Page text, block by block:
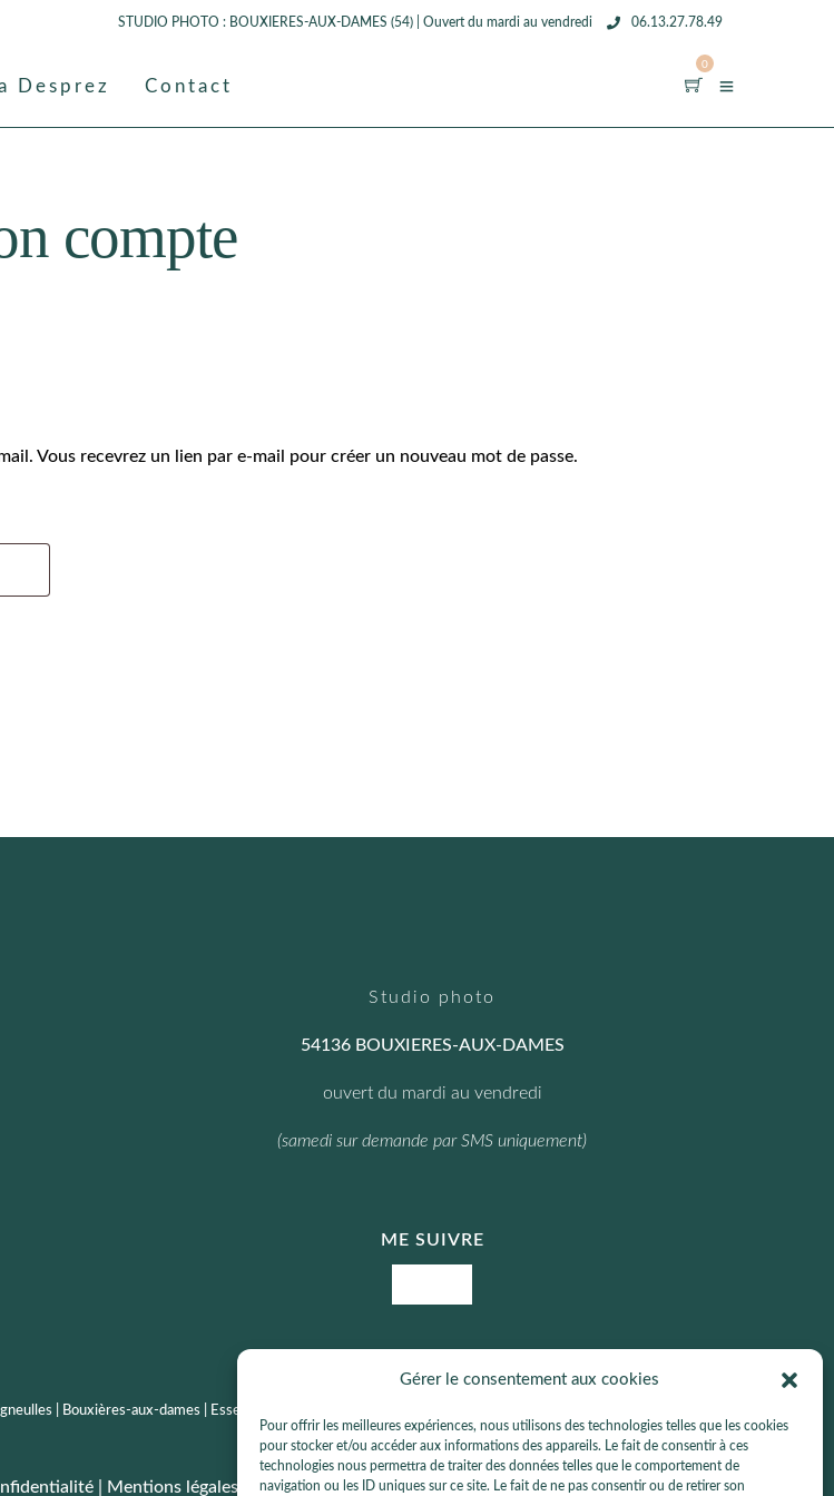
Gérer le consentement aux cookies
Pour offrir les meilleures expériences, nous utilisons des technologies telles que les cookies
pour stocker et/ou accéder aux informations des appareils. Le fait de consentir à ces
technologies nous permettra de traiter des données telles que le comportement de
navigation ou les ID uniques sur ce site. Le fait de ne pas consentir ou de retirer son
STUDIO PHOTO : BOUXIERES-AUX-DAMES (54) | Ouvert du mardi au vendredi 06.13.27.78.49
Desprez Contact
0
compte
Vous recevrez un lien par e-mail pour créer un nouveau mot de passe.
Studio photo
54136 BOUXIERES-AUX-DAMES
ouvert du mardi au vendredi
(samedi sur demande par SMS uniquement)
ME SUIVRE
| Bouxières-aux-dames | Essey-lès-Nancy | Preny | Malzeville | Liverdun | Saizerais | Luneville
| Mentions légales CGV